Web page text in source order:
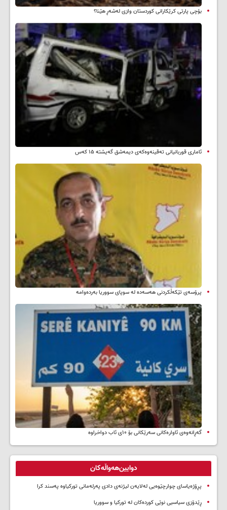
بۆچی پارتی کرێکارانی کوردستان وازی لەشەڕ هێنا؟
ئاماری قوربانیانی تەقینەوەکەی دیمەشق گەیشتە ۱۵ کەس
پرۆسەی تێکەڵکردنی هەسەدە لە سوپای سووریا بەردەوامە
گەڕانەوەی ئاوارەکانی سەرێکانی بۆ ۱۰ی ئاب دواخراوە
دوایین‌هەواڵەکان
پڕۆژەیاسای چوارچێوەیی لەلایەن لیژنەی دادی پەرلەمانی تورکیاوە پەسند کرا
ڕێدۆزی سیاسیی نوێی کوردەکان لە تورکیا و سووریا